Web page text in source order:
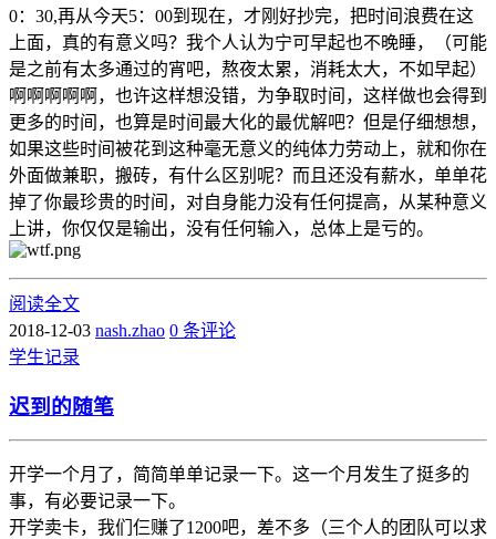
0：30,再从今天5：00到现在，才刚好抄完，把时间浪费在这
上面，真的有意义吗？我个人认为宁可早起也不晚睡，（可能
是之前有太多通过的宵吧，熬夜太累，消耗太大，不如早起）
啊啊啊啊啊，也许这样想没错，为争取时间，这样做也会得到
更多的时间，也算是时间最大化的最优解吧？但是仔细想想，
如果这些时间被花到这种毫无意义的纯体力劳动上，就和你在
外面做兼职，搬砖，有什么区别呢？而且还没有薪水，单单花
掉了你最珍贵的时间，对自身能力没有任何提高，从某种意义
上讲，你仅仅是输出，没有任何输入，总体上是亏的。
阅读全文
2018-12-03 nash.zhao 0 条评论
学生记录
迟到的随笔
开学一个月了，简简单单记录一下。这一个月发生了挺多的
事，有必要记录一下。
开学卖卡，我们仨赚了1200吧，差不多（三个人的团队可以求